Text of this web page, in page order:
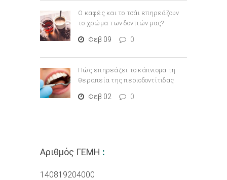
Ο καφές και το τσάι επηρεάζουν
το χρώμα των δοντιών μας?
Φεβ 09 0
Πώς επηρεάζει το κάπνισμα τη
θεραπεία της περιοδοντίτιδας
Φεβ 02 0
Αριθμός ΓΕΜΗ :
140819204000